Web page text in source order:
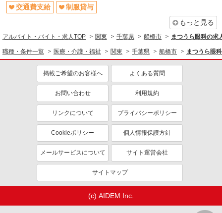
詳細を見る
派遣社員
株式会社スタッフサービス・メディカル 千葉医療オフィス（お仕事
No.I10493752）
医療事務
時給1300円
千葉県船橋市内の病院
キープ
交通費支給
制服貸与
もっと見る
アルバイト・バイト・求人TOP 関東 千葉県 船橋市 まつうら眼科の求
職種・条件一覧 医療・介護・福祉 関東 千葉県 船橋市 まつうら眼
掲載ご希望のお客様へ よくある質問
お問い合わせ 利用規約
リンクについて プライバシーポリシー
Cookieポリシー 個人情報保護方針
メールサービスについて サイト運営会社
サイトマップ
(c) AIDEM Inc.